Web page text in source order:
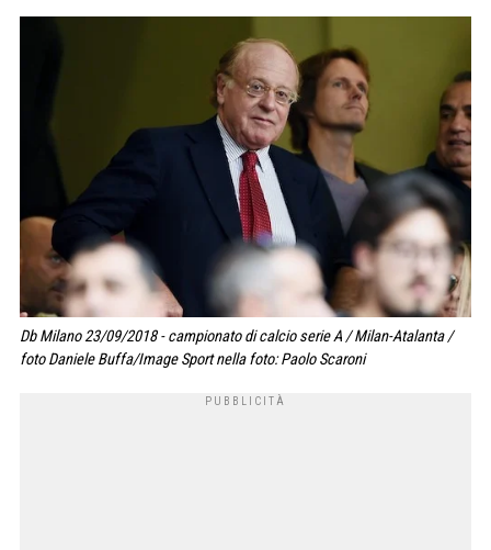
Db Milano 23/09/2018 - campionato di calcio serie A / Milan-Atalanta /
foto Daniele Buffa/Image Sport nella foto: Paolo Scaroni